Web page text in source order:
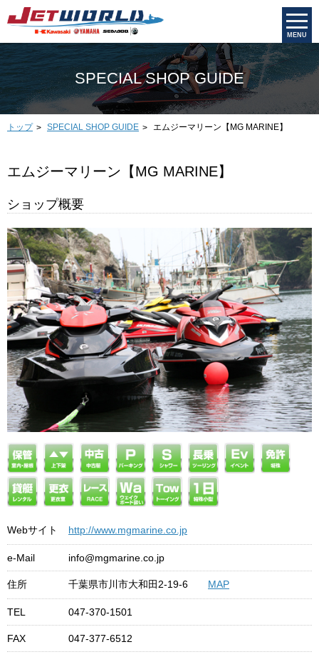
MENU
SPECIAL SHOP GUIDE
トップ SPECIAL SHOP GUIDE エムジーマリーン【MG MARINE】
エムジーマリーン【MG MARINE】
ショップ概要
Webサイト http://www.mgmarine.co.jp
e-Mail info@mgmarine.co.jp
住所 千葉県市川市大和田2-19-6 MAP
TEL 047-370-1501
FAX 047-377-6512